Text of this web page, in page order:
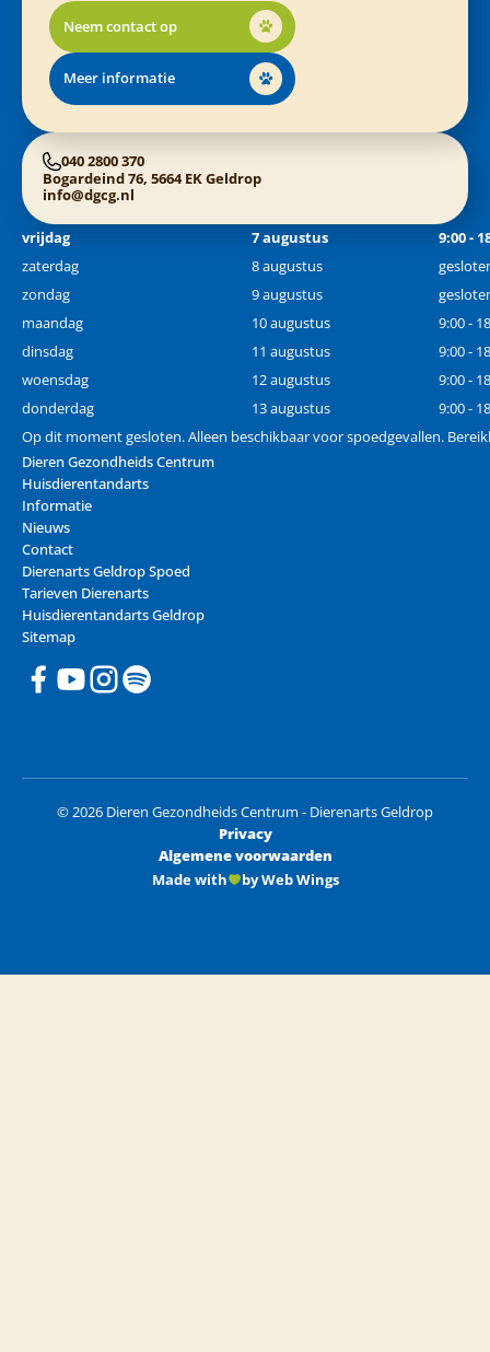
Neem contact op
Meer informatie
040 2800 370
Bogardeind 76, 5664 EK Geldrop
info@dgcg.nl
vrijdag 7 augustus
9:00 -
zaterdag
8 augustus
zondag
9 augustus
maandag
10 augustus
9:00 -
dinsdag
11 augustus
9:00 -
woensdag
12 augustus
9:00 -
donderdag
13 augustus
9:00 -
Op dit moment gesloten. Alleen beschikbaar voor spoedgevallen.
Dieren Gezondheids Centrum
Huisdierentandarts
Informatie
Nieuws
Contact
Dierenarts Geldrop Spoed
Tarieven Dierenarts
Huisdierentandarts Geldrop
Sitemap
© 2026 Dieren Gezondheids Centrum - Dierenarts Geldrop
Privacy
Algemene voorwaarden
Made with
by Web Wings